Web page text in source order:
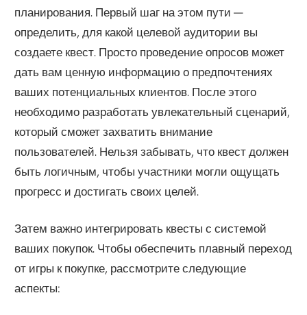
планирования. Первый шаг на этом пути —
определить, для какой целевой аудитории вы
создаете квест. Просто проведение опросов может
дать вам ценную информацию о предпочтениях
ваших потенциальных клиентов. После этого
необходимо разработать увлекательный сценарий,
который сможет захватить внимание
пользователей. Нельзя забывать, что квест должен
быть логичным, чтобы участники могли ощущать
прогресс и достигать своих целей.
Затем важно интегрировать квесты с системой
ваших покупок. Чтобы обеспечить плавный переход
от игры к покупке, рассмотрите следующие
аспекты: